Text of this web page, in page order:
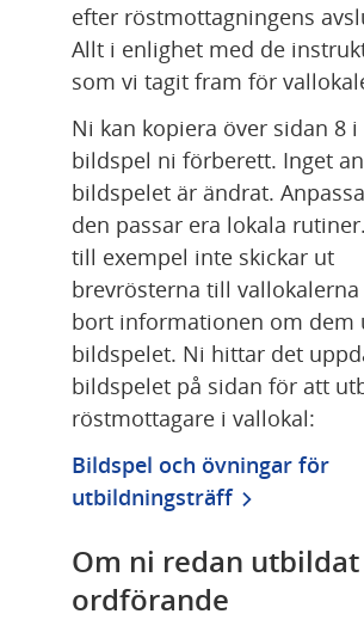
efter röstmottagningens
Allt i enlighet med de
som vi tagit fram för
Ni kan kopiera över sidan 8 i
bildspel ni förberett. Inget
bildspelet är ändrat.
den passar era lokala
till exempel inte skickar ut
brevrösterna till
bort informationen om dem
bildspelet. Ni hittar det
bildspelet på sidan för att
röstmottagare i vallokal:
Bildspel och övningar för
utbildningsträff
Om ni redan utbildat
ordförande